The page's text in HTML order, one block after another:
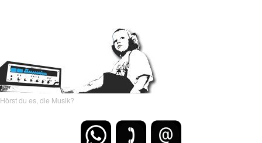
Hörst du es, die Musik?